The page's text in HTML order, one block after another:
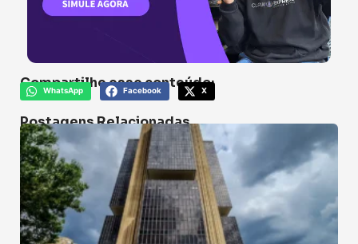
Compartilhe esse conteúdo:
WhatsApp Facebook X
Postagens Relacionadas